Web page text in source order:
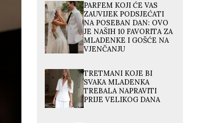
PARFEM KOJI ĆE VAS
ZAUVIJEK PODSJEĆATI
NA POSEBAN DAN: OVO
JE NAŠIH 10 FAVORITA ZA
MLADENKE I GOŠĆE NA
VJENČANJU
TRETMANI KOJE BI
SVAKA MLADENKA
TREBALA NAPRAVITI
PRIJE VELIKOG DANA